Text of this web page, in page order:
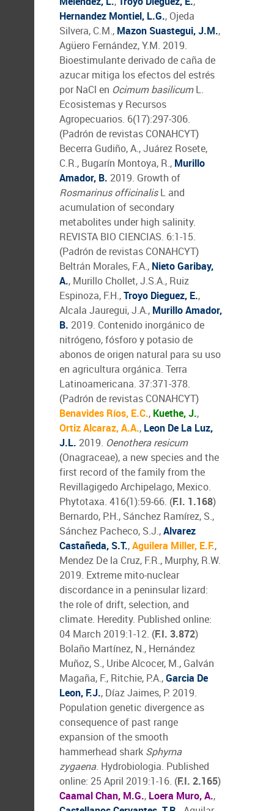
Hernandez Montiel, L.G., Ojeda
Silvera, C.M., Mazon Suastegui, J.M.,
Agüero Fernández, Y.M. 2019.
Bioestimulante derivado de caña de
azucar mitiga los efectos del estrés
por NaCl en Ocimum basilicumL.
Ecosistemas y Recursos
Agropecuarios. 6(17):297-306.
(Padrón de revistas CONAHCYT)
Becerra Gudiño, A., Juárez Rosete,
C.R., Bugarín Montoya, R., Murillo
Amador, B. 2019. Growth of
Rosmarinus officinalisL and
acumulation of secondary
metabolites under high salinity.
REVISTA BIO CIENCIAS. 6:1-15.
(Padrón de revistas CONAHCYT)
Beltrán Morales, F.A., Nieto Garibay,
A., Murillo Chollet, J.S.A., Ruiz
Espinoza, F.H.,Troyo Dieguez, E.,
Alcala Jauregui, J.A., Murillo Amador,
B. 2019. Contenido inorgánico de
nitrógeno, fósforo y potasio de
abonos de origen natural para su uso
en agricultura orgánica. Terra
Latinoamericana. 37:371-378.
(Padrón de revistas CONAHCYT)
Benavides Ríos, E.C., Kuethe, J.,
Ortiz Alcaraz, A.A., Leon De La Luz,
J.L. 2019. Oenothera resicum
(Onagraceae), a new species and the
first record of the family from the
Revillagigedo Archipelago, Mexico.
Phytotaxa. 416(1):59-66. (F.I. 1.168)
Bernardo, P.H., Sánchez Ramírez, S.,
Sánchez Pacheco, S.J.,Alvarez
Castañeda, S.T.,Aguilera Miller, E.F.,
Mendez De la Cruz, F.R., Murphy, R.W.
2019. Extreme mito-nuclear
discordance in a peninsular lizard:
the role of drift, selection, and
climate. Heredity. Published online:
04 March 2019:1-12. (F.I. 3.872)
Bolaño Martínez, N., Hernández
Muñoz, S., Uribe Alcocer, M., Galván
Magaña, F., Ritchie, P.A.,Garcia De
Leon, F.J., Díaz Jaimes, P. 2019.
Population genetic divergence as
consequence of past range
expansion of the smooth
hammerhead shark Sphyrna
zygaena. Hydrobiologia. Published
online: 25 April 2019:1-16. (F.I. 2.165)
Caamal Chan, M.G., Loera Muro, A.,